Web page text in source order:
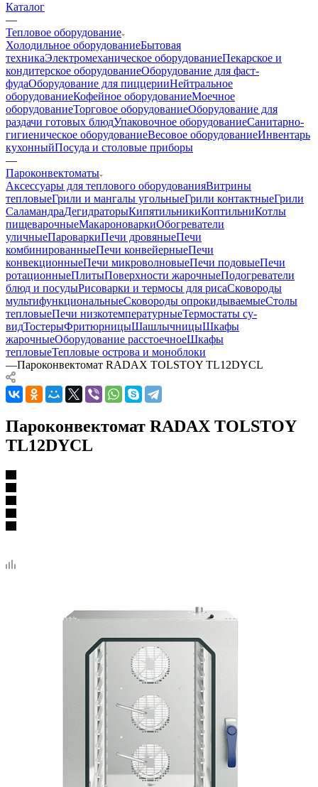
Каталог
—
Тепловое оборудование
Холодильное оборудованиеБытовая
техникаЭлектромеханическое оборудованиеПекарское и
кондитерское оборудованиеОборудование для фаст-
фудаОборудование для пиццерииНейтральное
оборудованиеКофейное оборудованиеМоечное
оборудованиеТорговое оборудованиеОборудование для
раздачи готовых блюдУпаковочное оборудованиеСанитарно-
гигиеническое оборудованиеВесовое оборудованиеИнвентарь
кухонныйПосуда и столовые приборы
—
Пароконвектоматы
Аксессуары для теплового оборудованияВитрины
тепловыеГрили и мангалы угольныеГрили контактныеГрили
СаламандраДегидраторыКипятильникиКоптильниКотлы
пищеварочныеМакароноваркиОбогреватели
уличныеПароваркиПечи дровяныеПечи
комбинированныеПечи конвейерныеПечи
конвекционныеПечи микроволновыеПечи подовыеПечи
ротационныеПлитыПоверхности жарочныеПодогреватели
блюд и посудыРисоварки и термосы для рисаСковороды
мультифункциональныеСковороды опрокидываемыеСтолы
тепловыеПечи низкотемпературныеТермостаты су-
видТостерыФритюрницыШашлычницыШкафы
жарочныеОборудование расстоечноеШкафы
тепловыеТепловые острова и моноблоки
—Пароконвектомат RADAX TOLSTOY TL12DYCL
Пароконвектомат RADAX TOLSTOY
TL12DYCL